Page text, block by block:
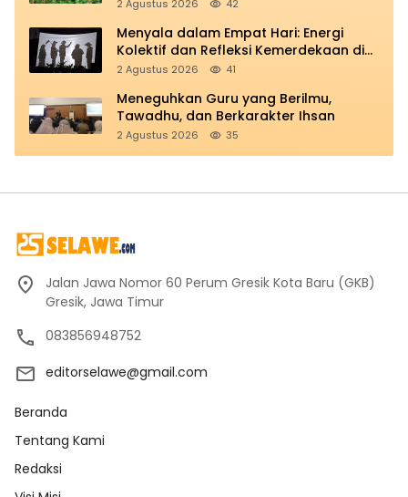
2 Agustus 2026 42
Menyala dalam Empat Hari: Energi
Kolektif dan Refleksi Kemerdekaan di
Panggung Education
2 Agustus 2026 41
Meneguhkan Guru yang Berilmu,
Tawadhu, dan Berkarakter Ihsan
2 Agustus 2026 35
Jalan Jawa Nomor 60 Perum Gresik Kota Baru (GKB)
Gresik, Jawa Timur
083856948752
editorselawe@gmail.com
Beranda
Tentang Kami
Redaksi